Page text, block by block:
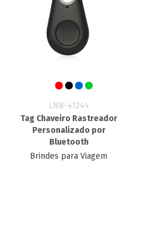
LNB-41244
Tag Chaveiro Rastreador
Personalizado por
Bluetooth
Brindes para Viagem